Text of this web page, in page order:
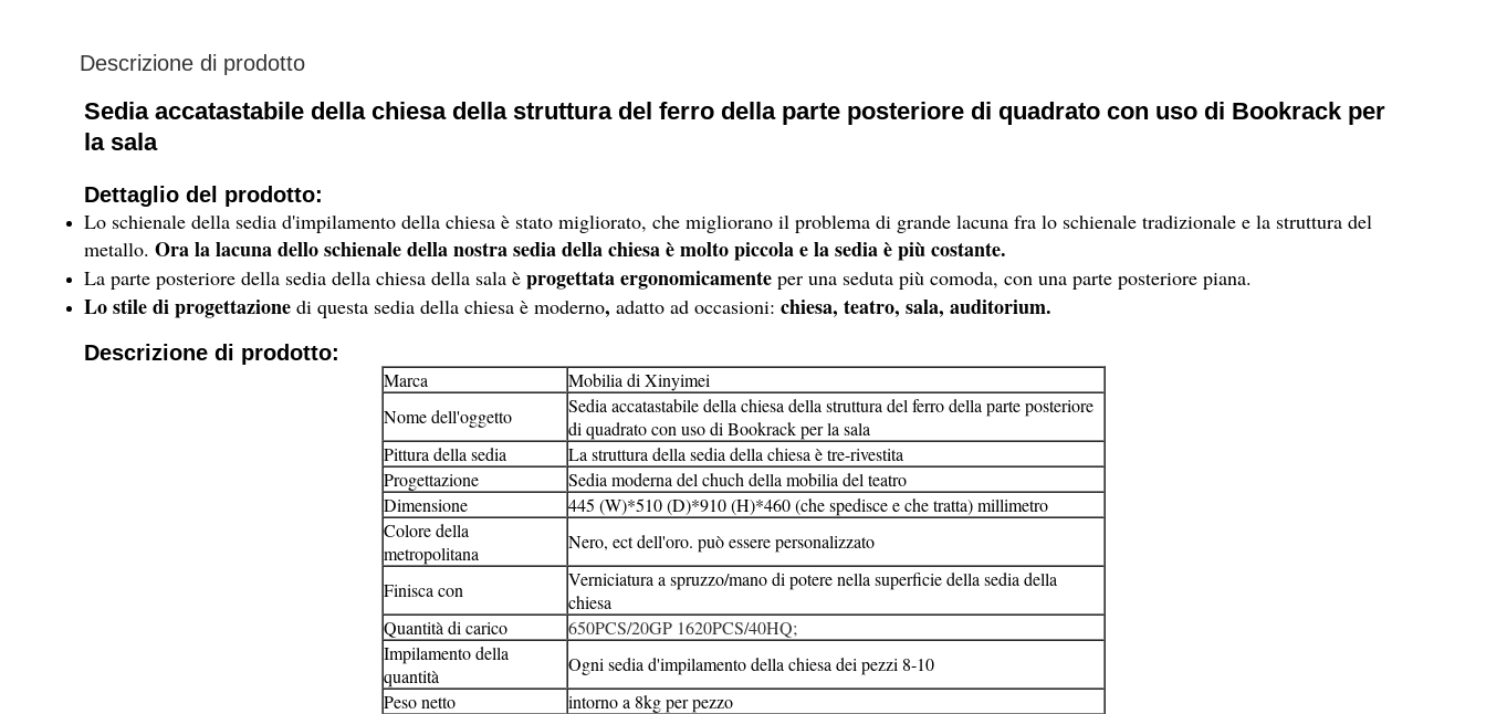
Descrizione di prodotto
Sedia accatastabile della chiesa della struttura del ferro della parte posteriore di quadrato con uso di Bookrack per
la sala
Dettaglio del prodotto:
Lo schienale della sedia d'impilamento della chiesa è stato migliorato, che migliorano il problema di grande lacuna fra lo schienale tradizionale e la struttura del
metallo. Ora la lacuna dello schienale della nostra sedia della chiesa è molto piccola e la sedia è più costante.
La parte posteriore della sedia della chiesa della sala è progettata ergonomicamente per una seduta più comoda, con una parte posteriore piana.
Lo stile di progettazione di questa sedia della chiesa è moderno, adatto ad occasioni: chiesa, teatro, sala, auditorium.
Descrizione di prodotto:
Marca
Mobilia di Xinyimei
Nome dell'oggetto
Sedia accatastabile della chiesa della struttura del ferro della parte posteriore
di quadrato con uso di Bookrack per la sala
Pittura della sedia
La struttura della sedia della chiesa è tre-rivestita
Progettazione
Sedia moderna del chuch della mobilia del teatro
Dimensione
445 (W)*510 (D)*910 (H)*460 (che spedisce e che tratta) millimetro
Colore della
metropolitana
Nero, ect dell'oro. può essere personalizzato
Finisca con
Verniciatura a spruzzo/mano di potere nella superficie della sedia della
chiesa
Quantità di carico
650PCS/20GP 1620PCS/40HQ;
Impilamento della
quantità
Ogni sedia d'impilamento della chiesa dei pezzi 8-10
Peso netto
intorno a 8kg per pezzo